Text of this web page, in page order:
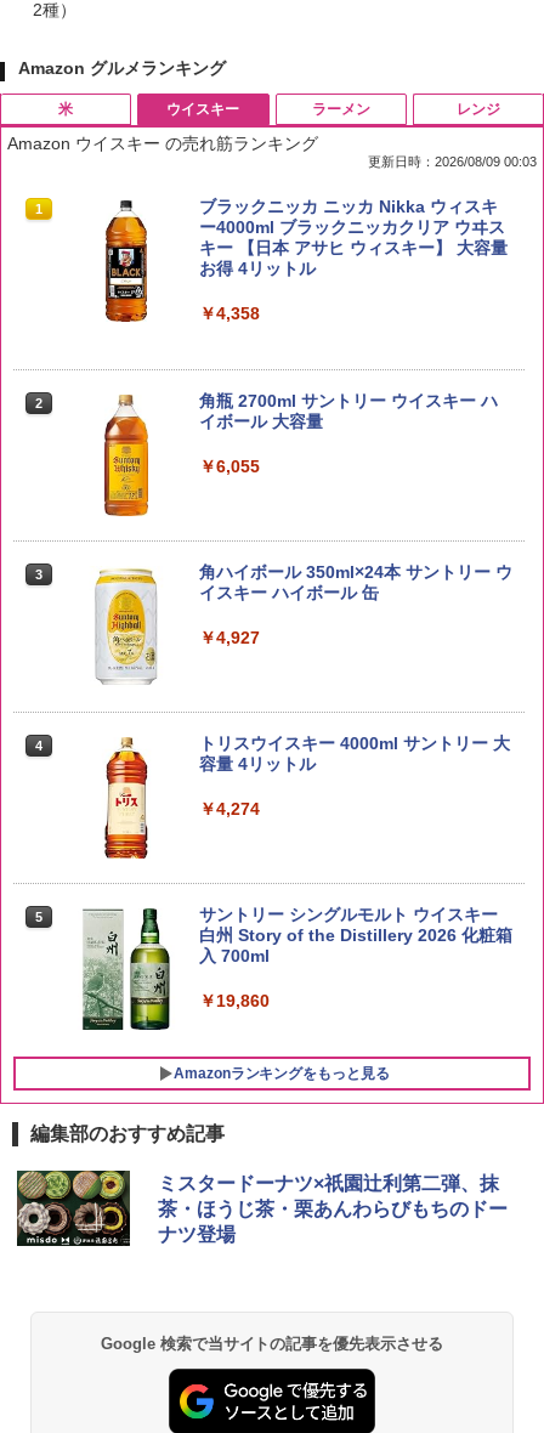
2種）
Amazon グルメランキング
米
1 by Amazon 国産ブレンド米 精米 5kg
￥2,650
5kg 長野県産 令和7年産
kg 業務用 お米マイスターブレンド
らめき 5kg 令和7年産
米 5kg
￥3,396
ウイスキー
Amazon ウイスキー の売れ筋ランキング
更新日時：2026/08/09 00:03
1
ブラックニッカ ニッカ Nikka ウィスキ
ー4000ml ブラックニッカクリア ウヰス
キー 【日本 アサヒ ウィスキー】 大容量
お得 4リットル
￥4,358
2
角瓶 2700ml サントリー ウイスキー ハ
イボール 大容量
￥6,055
3
角ハイボール 350ml×24本 サントリー ウ
イスキー ハイボール 缶
￥4,927
4
トリスウイスキー 4000ml サントリー 大
容量 4リットル
￥4,274
5
サントリー シングルモルト ウイスキー
白州 Story of the Distillery 2026 化粧箱
入 700ml
￥19,860
Amazonランキングをもっと見る
ラーメン
1
チキンラーメン どんぶり 85g×12個 日清
食品 インスタント カップ麺
￥1,939
【公式】ブタメン とんこつ味 35g×15個
麺 小腹 インスタント アウトドアにも ロ
ーリングストック 大人買い おやつカン
パニー
レンジ
1
【セット買い】[山善] スチームオーブン
レンジ 25L 一人暮らし 二人暮らし フラ
ットテーブル スチーム調理 自動メニュ
ー19種搭載 角皿付き ブラック MRK-F25
￥30,280
編集部のおすすめ記事
ミスタードーナツ×祇園辻利第二弾、抹
茶・ほうじ茶・栗あんわらびもちのドー
ナツ登場
Google 検索で当サイトの記事を優先表示させる